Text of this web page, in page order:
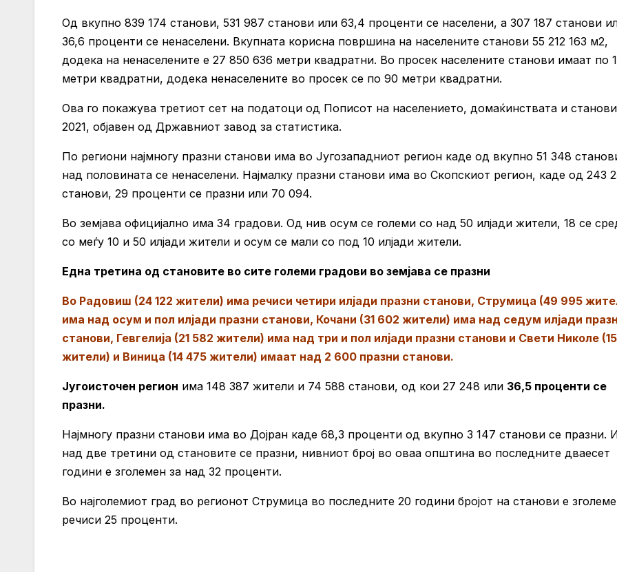
Од вкупно 839 174 станови, 531 987 станови или 63,4 проценти се населени, а 307 187 станови
36,6 проценти се ненаселени. Вкупната корисна површина на населените станови 55 212 163 м2,
додека на ненаселените е 27 850 636 метри квадратни. Во просек населените станови имаат по
метри квадратни, додека ненаселените во просек се по 90 метри квадратни.
Ова го покажува третиот сет на податоци од Пописот на населението, домаќинствата и
2021, објавен од Државниот завод за статистика.
По региони најмногу празни станови има во Југозападниот регион каде од вкупно 51 348
над половината се ненаселени. Најмалку празни станови има во Скопскиот регион, каде од 243
станови, 29 проценти се празни или 70 094.
Во земјава официјално има 34 градови. Од нив осум се големи со над 50 илјади жители, 18 се
со меѓу 10 и 50 илјади жители и осум се мали со под 10 илјади жители.
Една третина од становите во сите големи градови во земјава се празни
Во Радовиш (24 122 жители) има речиси четири илјади празни станови, Струмица (49 995
има над осум и пол илјади празни станови, Кочани (31 602 жители) има над седум илјади
станови, Гевгелија (21 582 жители) има над три и пол илјади празни станови и Свети Николе
жители) и Виница (14 475 жители) имаат над 2 600 празни станови.
Југоисточен регион има 148 387 жители и 74 588 станови, од кои 27 248 или 36,5 проценти се
празни.
Најмногу празни станови има во Дојран каде 68,3 проценти од вкупно 3 147 станови се празни.
над две третини од становите се празни, нивниот број во оваа општина во последните дваесет
години е зголемен за над 32 проценти.
Во најголемиот град во регионот Струмица во последните 20 години бројот на станови е
речиси 25 проценти.